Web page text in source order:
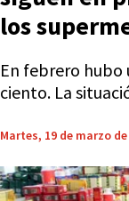
los
En febrero hubo
ciento. La
Martes, 19 de marzo de